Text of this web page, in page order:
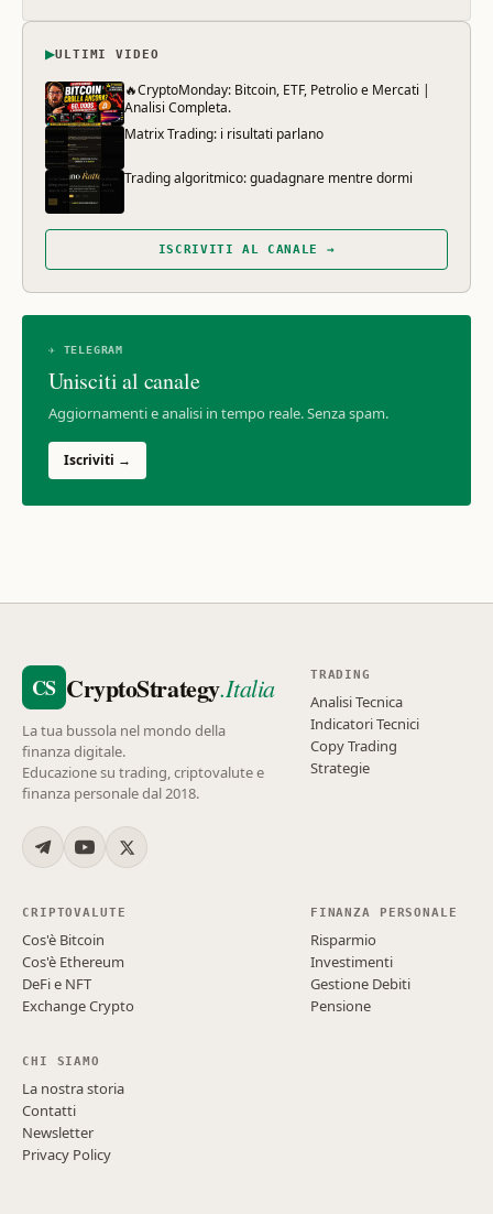
▶ULTIMI VIDEO
🔥CryptoMonday: Bitcoin, ETF, Petrolio e Mercati |
Analisi Completa.
Matrix Trading: i risultati parlano
Trading algoritmico: guadagnare mentre dormi
ISCRIVITI AL CANALE →
✈ TELEGRAM
Unisciti al canale
Aggiornamenti e analisi in tempo reale. Senza spam.
Iscriviti →
CS CryptoStrategy.Italia
La tua bussola nel mondo della
finanza digitale.
Educazione su trading, criptovalute e
finanza personale dal 2018.
TRADING
Analisi Tecnica
Indicatori Tecnici
Copy Trading
Strategie
CRIPTOVALUTE
Cos'è Bitcoin
Cos'è Ethereum
DeFi e NFT
Exchange Crypto
FINANZA PERSONALE
Risparmio
Investimenti
Gestione Debiti
Pensione
CHI SIAMO
La nostra storia
Contatti
Newsletter
Privacy Policy